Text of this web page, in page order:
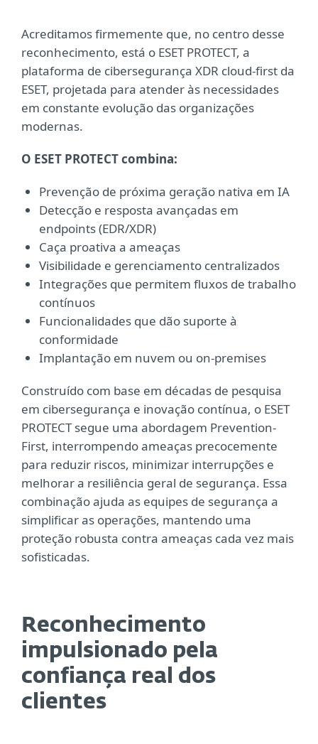
Acreditamos firmemente que, no centro desse
reconhecimento, está o ESET PROTECT, a
plataforma de cibersegurança XDR cloud-first da
ESET, projetada para atender às necessidades
em constante evolução das organizações
modernas.
O ESET PROTECT combina:
Prevenção de próxima geração nativa em IA
Detecção e resposta avançadas em
endpoints (EDR/XDR)
Caça proativa a ameaças
Visibilidade e gerenciamento centralizados
Integrações que permitem fluxos de trabalho
contínuos
Funcionalidades que dão suporte à
conformidade
Implantação em nuvem ou on-premises
Construído com base em décadas de pesquisa
em cibersegurança e inovação contínua, o ESET
PROTECT segue uma abordagem Prevention-
First, interrompendo ameaças precocemente
para reduzir riscos, minimizar interrupções e
melhorar a resiliência geral de segurança. Essa
combinação ajuda as equipes de segurança a
simplificar as operações, mantendo uma
proteção robusta contra ameaças cada vez mais
sofisticadas.
Reconhecimento
impulsionado pela
confiança real dos
clientes